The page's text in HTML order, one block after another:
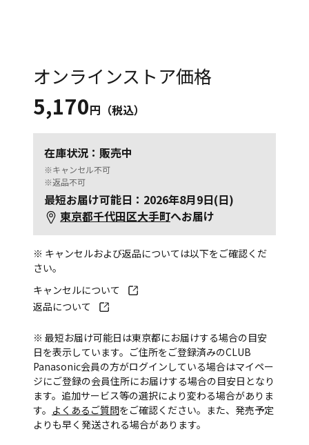
オンラインストア価格
5,170円（税込）
在庫状況：販売中
※キャンセル不可
※返品不可
最短お届け可能日：2026年8月9日(日)
東京都千代田区大手町へお届け
※ キャンセルおよび返品については以下をご確認くだ
さい。
キャンセルについて
返品について
※ 最短お届け可能日は東京都にお届けする場合の目安
日を表示しています。ご住所をご登録済みのCLUB
Panasonic会員の方がログインしている場合はマイペー
ジにご登録の会員住所にお届けする場合の目安日となり
ます。追加サービス等の選択により変わる場合がありま
す。 よくあるご質問をご確認ください。また、発売予定
よりも早く発送される場合があります。